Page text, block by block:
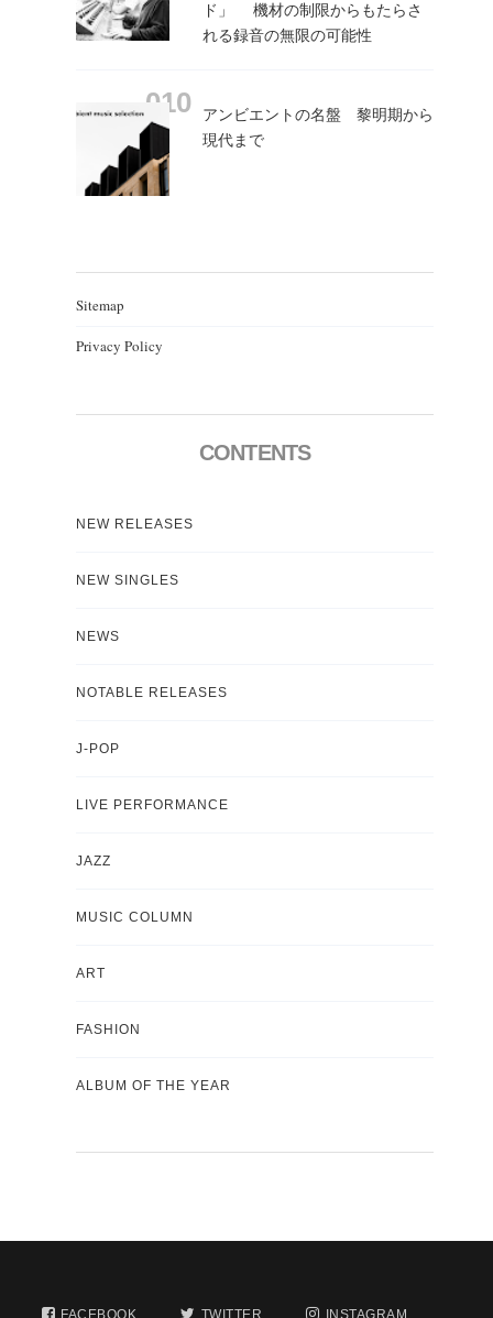
ド」 機材の制限からもたらさ
れる録音の無限の可能性
アンビエントの名盤 黎明期から
現代まで
Sitemap
Privacy Policy
CONTENTS
NEW RELEASES
NEW SINGLES
NEWS
NOTABLE RELEASES
J-POP
LIVE PERFORMANCE
JAZZ
MUSIC COLUMN
ART
FASHION
ALBUM OF THE YEAR
FACEBOOK TWITTER INSTAGRAM